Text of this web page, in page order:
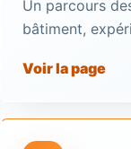
Un parcours
bâtiment,
Voir la page